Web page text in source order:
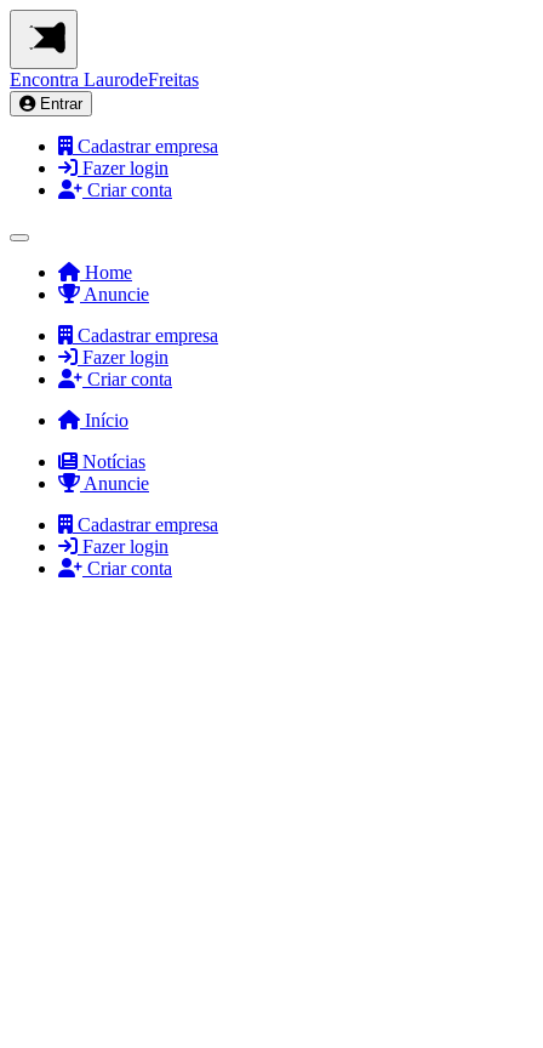
Encontra LaurodeFreitas
Entrar
Cadastrar empresa
Fazer login
Criar conta
Home
Anuncie
Cadastrar empresa
Fazer login
Criar conta
Início
Notícias
Anuncie
Cadastrar empresa
Fazer login
Criar conta